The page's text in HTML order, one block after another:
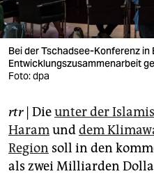
verlag
veranstaltungen
shop
fragen & hilfe
unterstützen
abo
Bei der Tschadsee-Konferenz in
Entwicklungszusammenarbeit
Foto: dpa
rtr| Dieunter der
Haramunddem
Region soll in den
als zwei Milliarden